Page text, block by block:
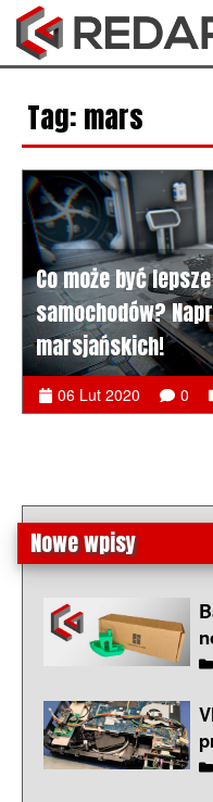
Tag: mars
Co może być
samochodów?
marsjańskich!
06 Lut 2020 0
Nowe wpisy